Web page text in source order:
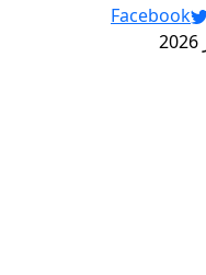
Facebook